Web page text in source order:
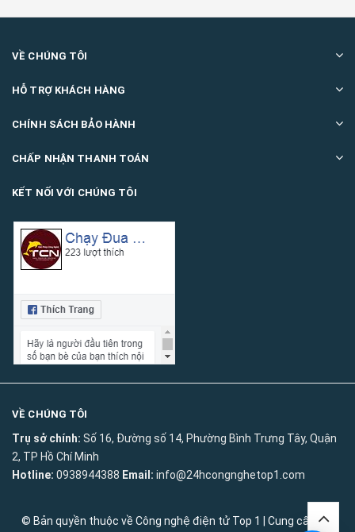
VỀ CHÚNG TÔI
HỖ TRỢ KHÁCH HÀNG
CHÍNH SÁCH BẢO HÀNH
CHẤP NHẬN THANH TOÁN
KẾT NỐI VỚI CHÚNG TÔI
VỀ CHÚNG TÔI
Trụ sở chính: Số 16, Đường số 14, Phường Bình Trưng Tây, Quận
2, TP Hồ Chí Minh
Hotline: 0938944388 Email: info@24hcongnghetop1.com
© Bản quyền thuộc về Công nghệ điện tử Top 1 Cung cấp bởi